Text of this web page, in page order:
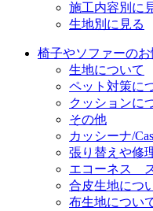
施工内容別に
生地別に見る
椅子やソファーの
生地について
ペット対策に
クッションに
その他
カッシーナ/
張り替えや修
エコーネス
合皮生地につ
布生地につい